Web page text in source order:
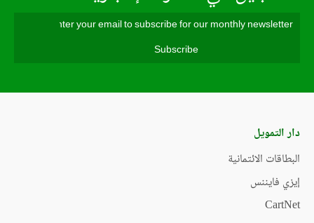
دار التمويل
البطاقات الائتمانية
إيزي فايننس
CartNet